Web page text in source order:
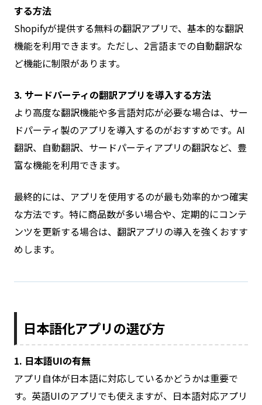
する方法
Shopifyが提供する無料の翻訳アプリで、基本的な翻訳
機能を利用できます。ただし、2言語までの自動翻訳な
ど機能に制限があります。
3. サードパーティの翻訳アプリを導入する方法
より高度な翻訳機能や多言語対応が必要な場合は、サー
ドパーティ製のアプリを導入するのがおすすめです。AI
翻訳、自動翻訳、サードパーティアプリの翻訳など、豊
富な機能を利用できます。
最終的には、アプリを使用するのが最も効率的かつ確実
な方法です。特に商品数が多い場合や、定期的にコンテ
ンツを更新する場合は、翻訳アプリの導入を強くおすす
めします。
日本語化アプリの選び方
1. 日本語UIの有無
アプリ自体が日本語に対応しているかどうかは重要で
す。英語UIのアプリでも使えますが、日本語対応アプリ